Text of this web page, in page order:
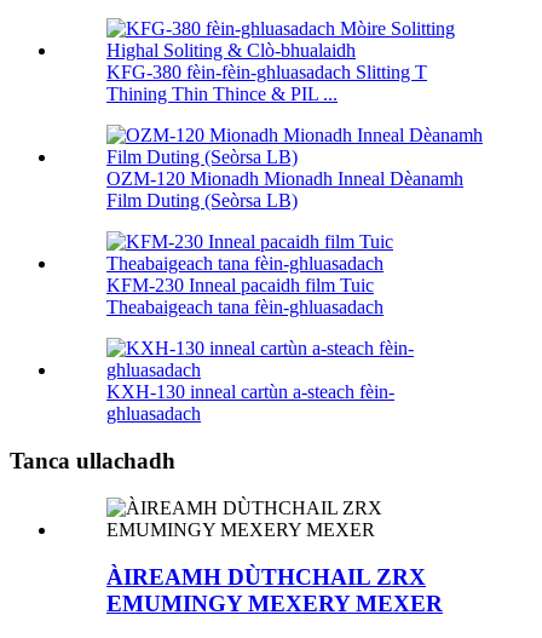
KFG-380 fèin-fèin-ghluasadach Slitting T
Thining Thin Thince & PIL ...
OZM-120 Mionadh Mionadh Inneal Dèanamh
Film Duting (Seòrsa LB)
KFM-230 Inneal pacaidh film Tuic
Theabaigeach tana fèin-ghluasadach
KXH-130 inneal cartùn a-steach fèin-
ghluasadach
Tanca ullachadh
ÀIREAMH DÙTHCHAIL ZRX
EMUMINGY MEXERY MEXER